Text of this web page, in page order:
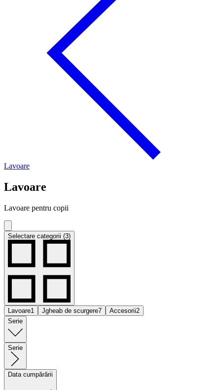
Lavoare
Lavoare
Lavoare pentru copii
Selectare categorii (3)
Lavoare1 Jgheab de scurgere7 Accesorii2
Serie
Serie
Data cumpărării